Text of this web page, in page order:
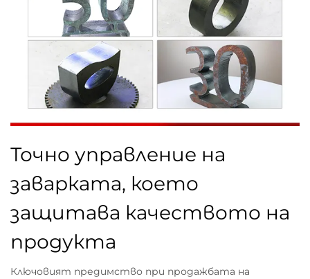
Точно управление на
заварката, което
защитава качеството на
продукта
Ключовият предимство при продажбата на